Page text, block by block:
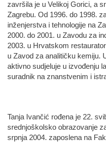
završila je u Velikoj Gorici, a
Zagrebu. Od 1996. do 1998.
inženjerstva i tehnologije na
2000. do 2001. u Zavodu za
2003. u Hrvatskom
u Zavod za analitičku kemiju.
aktivno sudjeluje u izvođenju
suradnik na znanstvenim i
Tanja Ivančić rođena je 22.
srednjoškolsko obrazovanje
srpnja 2004. zaposlena na